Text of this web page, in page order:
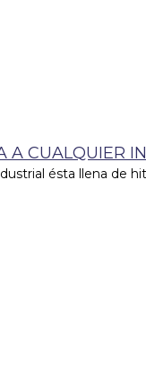
A CUALQUIER
ésta llena de